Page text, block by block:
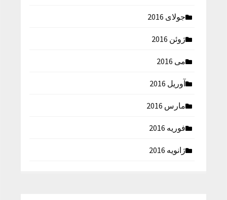
جولای 2016
ژوئن 2016
می 2016
آوریل 2016
مارس 2016
فوریه 2016
ژانویه 2016